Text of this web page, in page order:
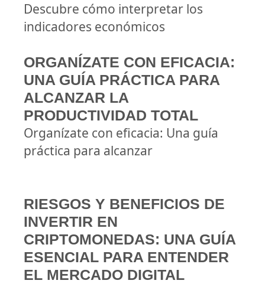
Descubre cómo interpretar los
indicadores económicos
ORGANÍZATE CON EFICACIA:
UNA GUÍA PRÁCTICA PARA
ALCANZAR LA
PRODUCTIVIDAD TOTAL
Organízate con eficacia: Una guía
práctica para alcanzar
RIESGOS Y BENEFICIOS DE
INVERTIR EN
CRIPTOMONEDAS: UNA GUÍA
ESENCIAL PARA ENTENDER
EL MERCADO DIGITAL